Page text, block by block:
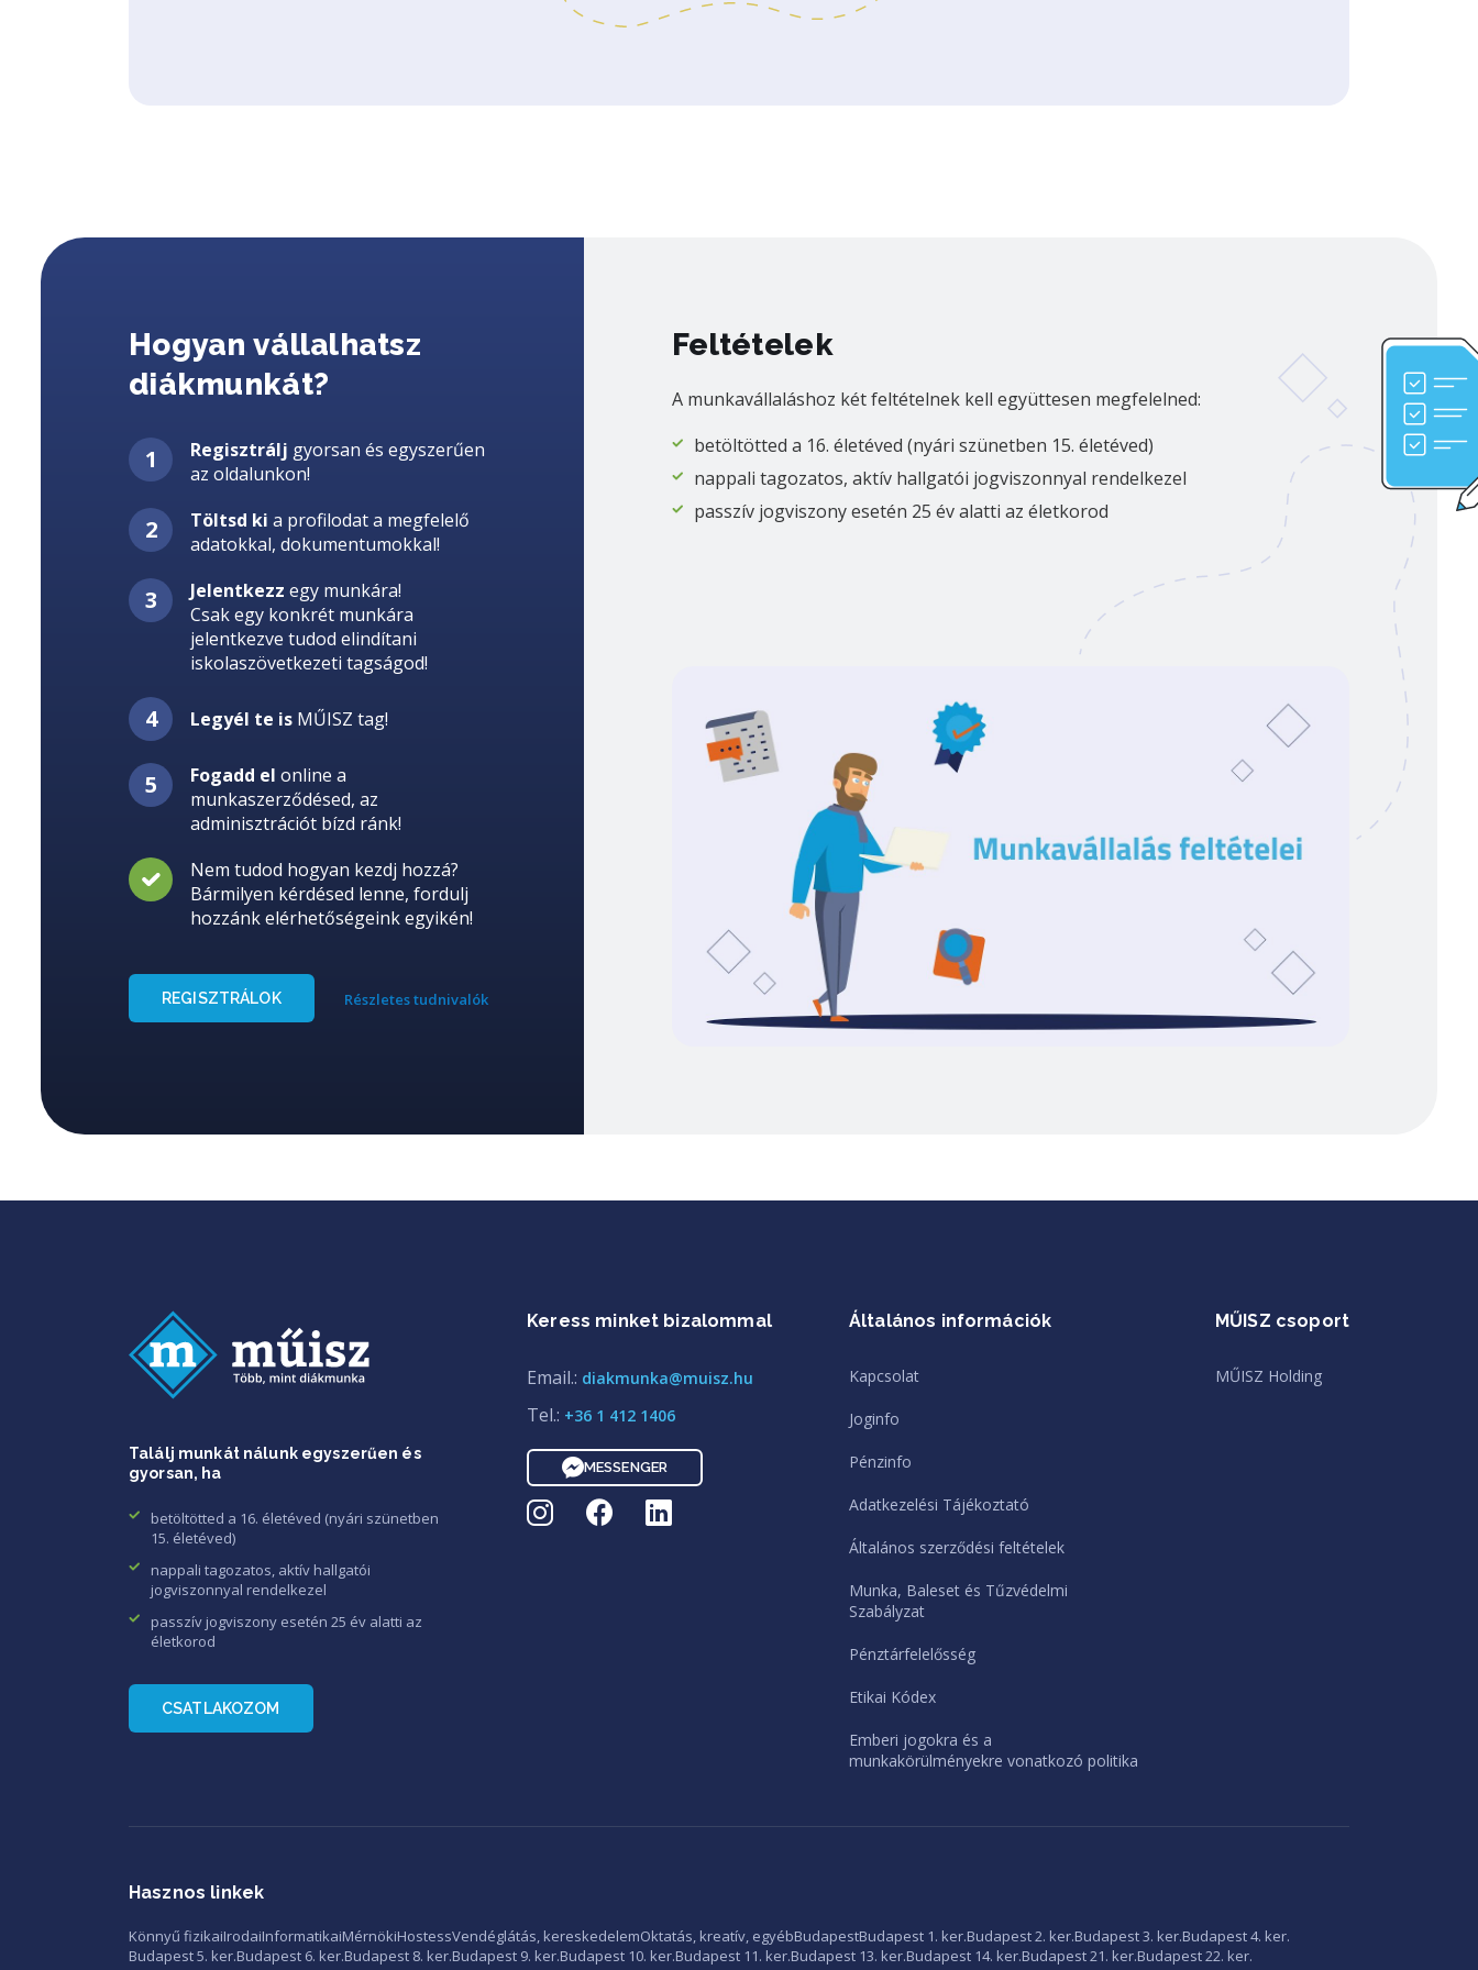
Hogyan vállalhatsz
diákmunkát?
Regisztrálj gyorsan és egyszerűen
az oldalunkon!
Töltsd ki a profilodat a megfelelő
adatokkal, dokumentumokkal!
Jelentkezz egy munkára!
Csak egy konkrét munkára
jelentkezve tudod elindítani
iskolaszövetkezeti tagságod!
Legyél te is MŰISZ tag!
Fogadd el online a
munkaszerződésed, az
adminisztrációt bízd ránk!
Nem tudod hogyan kezdj hozzá?
Bármilyen kérdésed lenne, fordulj
hozzánk elérhetőségeink egyikén!
REGISZTRÁLOK Részletes tudnivalók
Feltételek
A munkavállaláshoz két feltételnek kell együttesen megfelelned:
betöltötted a 16. életéved (nyári szünetben 15. életéved)
nappali tagozatos, aktív hallgatói jogviszonnyal rendelkezel
passzív jogviszony esetén 25 év alatti az életkorod
Találj munkát nálunk egyszerűen és
gyorsan, ha
betöltötted a 16. életéved (nyári szünetben
15. életéved)
nappali tagozatos, aktív hallgatói
jogviszonnyal rendelkezel
passzív jogviszony esetén 25 év alatti az
életkorod
CSATLAKOZOM
Keress minket bizalommal
Email.: diakmunka@muisz.hu
Tel.: +36 1 412 1406
MESSENGER
Általános információk
Kapcsolat
Joginfo
Pénzinfo
Adatkezelési Tájékoztató
Általános szerződési feltételek
Munka, Baleset és Tűzvédelmi
Szabályzat
Pénztárfelelősség
Etikai Kódex
Emberi jogokra és a
munkakörülményekre vonatkozó politika
MŰISZ csoport
MŰISZ Holding
Hasznos linkek
Könnyű fizikaiIrodaiInformatikaiMérnökiHostessVendéglátás, kereskedelemOktatás, kreatív, egyébBudapestBudapest 1. ker.Budapest 2. ker.Budapest 3. ker.Budapest 4. ker.
Budapest 5. ker.Budapest 6. ker.Budapest 8. ker.Budapest 9. ker.Budapest 10. ker.Budapest 11. ker.Budapest 13. ker.Budapest 14. ker.Budapest 21. ker.Budapest 22. ker.